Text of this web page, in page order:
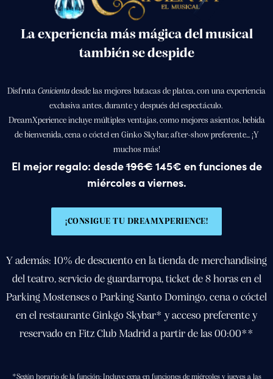
La experiencia más mágica del musical
también se despide
Disfruta Cenicienta desde las mejores butacas de platea, con una experiencia
exclusiva antes, durante y después del espectáculo.
DreamXperience incluye múltiples ventajas, como mejores asientos, bebida
de bienvenida, cena o cóctel en Ginko Skybar, after-show preferente... ¡Y
muchos más!
El mejor regalo: desde196€145€ en funciones de
miércoles a viernes.
¡CONSIGUE TU DREAMXPERIENCE!
Y además: 10% de descuento en la tienda de merchandising
del teatro, servicio de guardarropa, ticket de 8 horas en el
Parking Mostenses o Parking Santo Domingo, cena o cóctel
en el restaurante Ginkgo Skybar* y acceso preferente y
reservado en Fitz Club Madrid a partir de las 00:00**
*Según horario de la función: Incluye cena en funciones de miércoles y jueves a las